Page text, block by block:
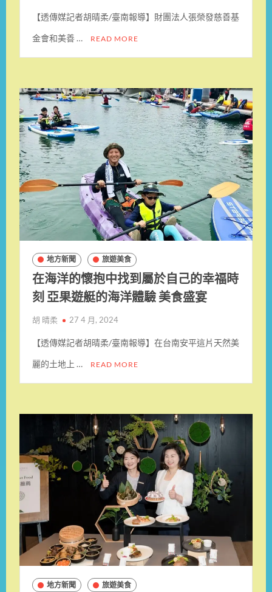
【透傳媒記者胡晴柔/臺南報導】財團法人張榮發慈善基
金會和美善 … READ MORE
地方新聞 旅遊美食
在海洋的懷抱中找到屬於自己的幸福時
刻 亞果遊艇的海洋體驗 美食盛宴
胡 晴柔 27 4 月, 2024
【透傳媒記者胡晴柔/臺南報導】在台南安平這片天然美
麗的土地上 … READ MORE
地方新聞 旅遊美食